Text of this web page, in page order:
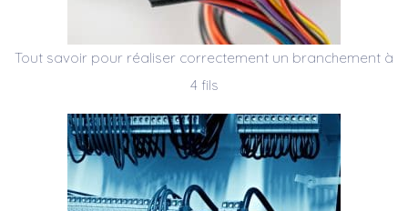
Tout savoir pour réaliser correctement un branchement à
4 fils